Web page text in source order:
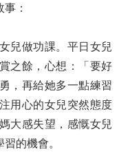
：
兒做功課。平日女兒
之餘，心想：「要好
，再給她多一點練習
用心的女兒突然態度
大感失望，感慨女兒
的機會。